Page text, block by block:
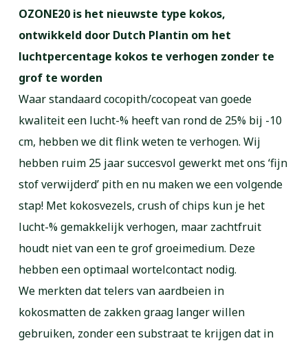
OZONE20 is het nieuwste type kokos,
ontwikkeld door Dutch Plantin om het
luchtpercentage kokos te verhogen zonder te
grof te worden
Waar standaard cocopith/cocopeat van goede
kwaliteit een lucht-% heeft van rond de 25% bij -10
cm, hebben we dit flink weten te verhogen. Wij
hebben ruim 25 jaar succesvol gewerkt met ons ‘fijn
stof verwijderd’ pith en nu maken we een volgende
stap! Met kokosvezels, crush of chips kun je het
lucht-% gemakkelijk verhogen, maar zachtfruit
houdt niet van een te grof groeimedium. Deze
hebben een optimaal wortelcontact nodig.
We merkten dat telers van aardbeien in
kokosmatten de zakken graag langer willen
gebruiken, zonder een substraat te krijgen dat in